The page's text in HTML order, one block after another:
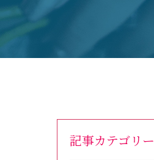
記事カテゴリー